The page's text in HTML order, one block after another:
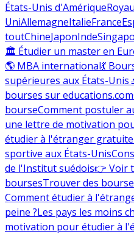
États-Unis d'Amérique
UniAllemagneItalieFrance
toutChineJaponInde
🏛 Étudier un master en
🌎 MBA international💃
supérieures aux États-Unis
bourses sur educations.com
bourseComment postuler
une lettre de motivation
étudier à l'étranger
sportive aux États-Unis
de l'Institut suédois👉 Voir
boursesTrouver des
Comment étudier à
peine ?Les pays les moins
motivation pour étudier à